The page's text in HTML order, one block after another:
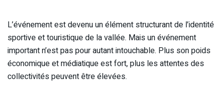
L’événement est devenu un élément structurant de l’identité
sportive et touristique de la vallée. Mais un événement
important n’est pas pour autant intouchable. Plus son poids
économique et médiatique est fort, plus les attentes des
collectivités peuvent être élevées.